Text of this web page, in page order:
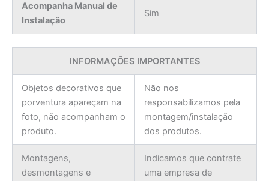
Acompanha Manual de
Instalação
Sim
INFORMAÇÕES IMPORTANTES
Objetos decorativos que
porventura apareçam na
foto, não acompanham o
produto.
Não nos
responsabilizamos pela
montagem/instalação
dos produtos.
Montagens,
desmontagens e
Indicamos que contrate
uma empresa de